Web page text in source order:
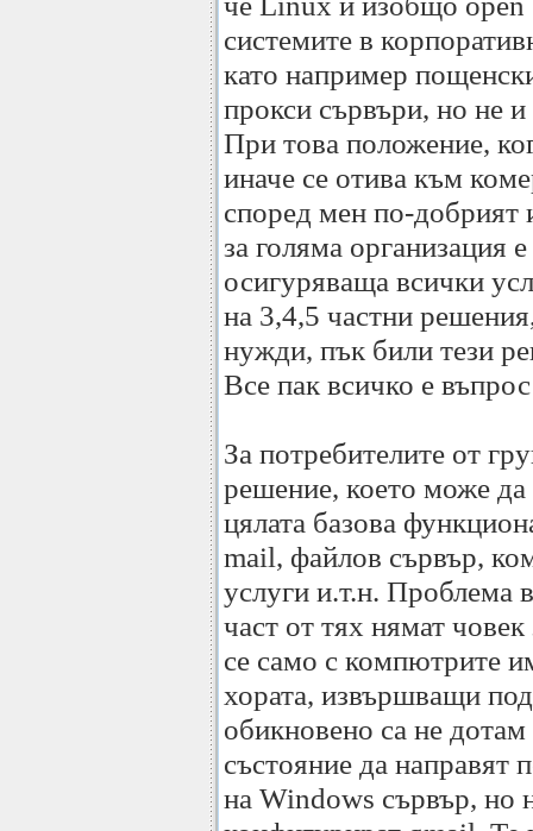
системите в
като например
прокси сървъри, но не
При това положение,
иначе се отива към
според мен по-добрият
за голяма организация
осигуряваща всички
на 3,4,5 частни
нужди, пък били тези
Все пак всичко е
За потребителите от
решение, което може
цялата базова
mail, файлов сървър,
услуги и.т.н. Проблема
част от тях нямат
се само с компютрите
хората, извършващи
обикновено са не
състояние да направят
на Windows сървър, но